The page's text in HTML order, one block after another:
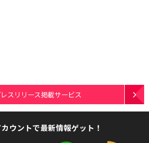
スリリース掲載サービス
ウントで最新情報ゲット！